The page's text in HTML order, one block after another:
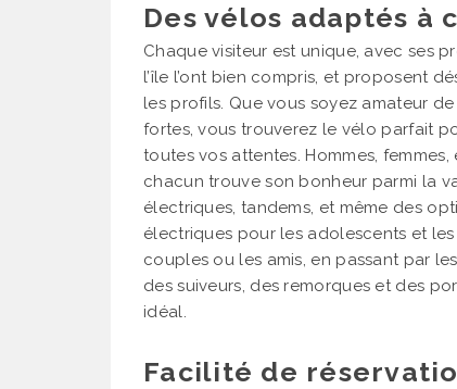
Des vélos adaptés à
Chaque visiteur est unique, avec ses
l’île l’ont bien compris, et proposent
les profils. Que vous soyez amateur
fortes, vous trouverez le vélo parfait
toutes vos attentes. Hommes,
chacun trouve son bonheur parmi la
électriques, tandems, et même des
électriques pour les adolescents et
couples ou les amis, en passant par
des suiveurs, des remorques et des
idéal.
Facilité de